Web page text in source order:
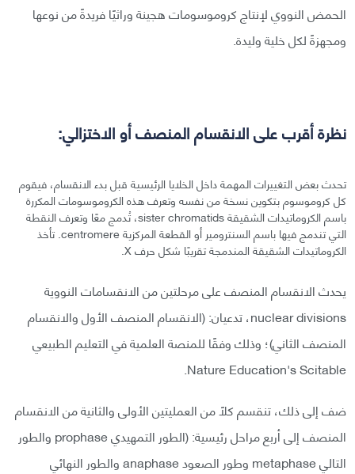
الحمض النووي لإنتاج كروموسومات هجينة وراثيًا فريدةً من نوعها
ومجهزةً لكل خلية وليدة.
نظرة أقرب على الانقسام المنصف أو الاختزالي:
تحدث بعض التغييرات المهمة داخل الخلايا الرئيسية قبل بدء الانقسام، فيقوم
كل كروموسوم بتكوين نسخة من نفسه وتعرف هذه الكروموسومات المكررة
باسم الكروماتيدات الشقيقة sister chromatids، تُدمج معًا وتعرف النقطة
التي تندمج فيها باسم السنترومير أو القطعة المركزية centromere. تأخذ
الكروماتيدات الشقيقة المندمجة تقريبًا شكل حرف X.
يحدث الانقسام المنصف على مرحلتين من الانقسامات النووية
nuclear divisions، تدعيان: (الانقسام المنصف الأول والانقسام
المنصف الثاني)؛ وذلك وفقًا للمنصة العلمية في التعليم الطبيعي
Nature Education's Scitable.
ضف إلى ذلك، تنقسم كلًا من العمليتين الأولى والثانية من الانقسام
المنصف إلى أربع مراحل رئيسية: (الطور التمهيدي prophase والطور
التالي metaphase وطور الصعود anaphase والطور النهائي